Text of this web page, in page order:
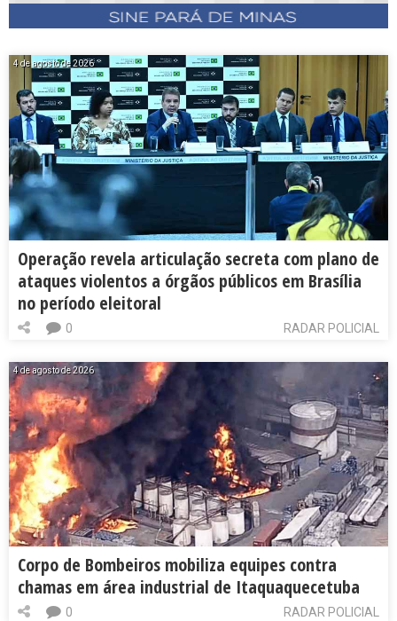
4 de agosto de 2026
Operação revela articulação secreta com plano de
ataques violentos a órgãos públicos em Brasília
no período eleitoral
RADAR POLICIAL
0
4 de agosto de 2026
Corpo de Bombeiros mobiliza equipes contra
chamas em área industrial de Itaquaquecetuba
RADAR POLICIAL
0